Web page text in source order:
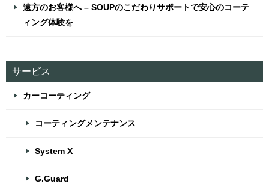
遠方のお客様へ – SOUPのこだわりサポートで安心のコーテ
ィング体験を
サービス
カーコーティング
コーティングメンテナンス
System X
G.Guard